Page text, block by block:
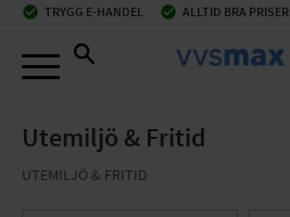
check_circle TRYGG E-HANDEL check_circle ALLTID BRA PRISER
Utemiljö & Fritid
UTEMILJÖ & FRITID